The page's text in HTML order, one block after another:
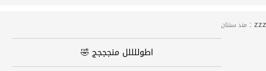
zzz : منذ سنتان
اطوللللل منجججج 🤣